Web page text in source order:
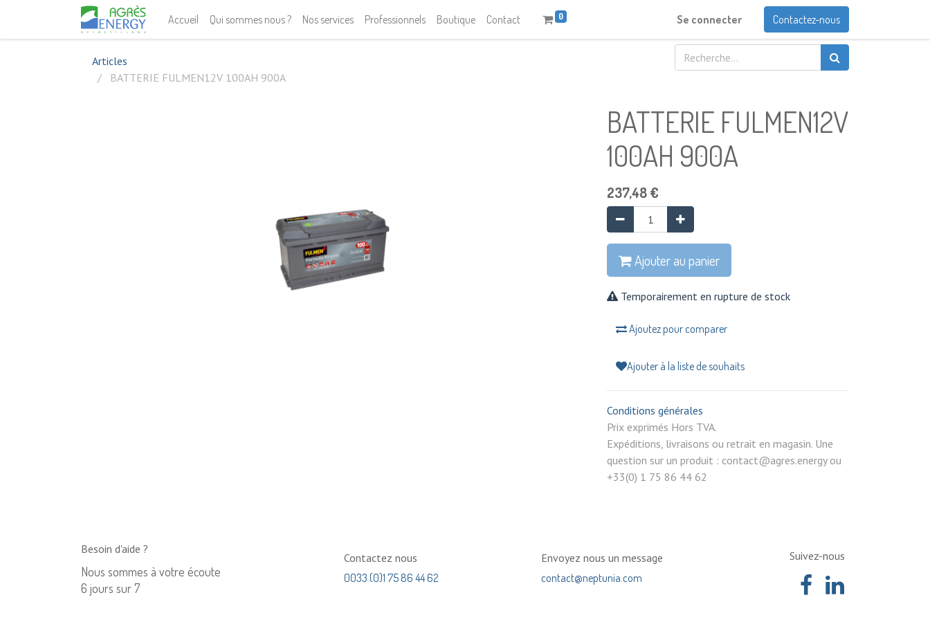
Accueil Qui sommes nous ? Nos services Professionnels Boutique Contact 0 Se connecter Contactez-nous
Articles
BATTERIE FULMEN12V 100AH 900A
BATTERIE FULMEN12V
100AH 900A
237,48€
Ajouter au panier
Temporairement en rupture de stock
Ajoutez pour comparer
Ajouter à la liste de souhaits
Conditions générales
Prix exprimés Hors TVA.
Expéditions, livraisons ou retrait en magasin. Une
question sur un produit : contact@agres.energy ou
+33(0) 1 75 86 44 62
Besoin d'aide ?
Nous sommes à votre écoute
6 jours sur 7
Contactez nous
0033 (0)1 75 86 44 62
Envoyez nous un message
contact@neptunia.com
Suivez-nous